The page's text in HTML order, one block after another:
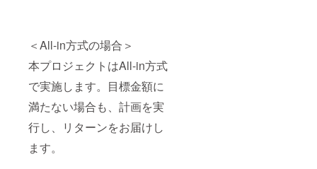
＜All-in方式の場合＞
本プロジェクトはAll-in方式
で実施します。目標金額に
満たない場合も、計画を実
行し、リターンをお届けし
ます。